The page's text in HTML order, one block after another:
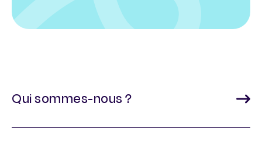
Qui sommes-nous ?